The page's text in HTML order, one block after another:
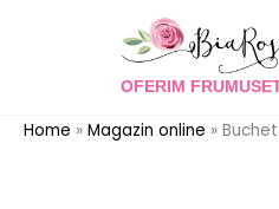
OFERIM
Home » Magazin online »